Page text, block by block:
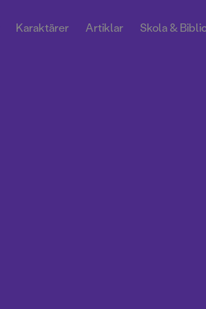
Karaktärer Artiklar Skola &